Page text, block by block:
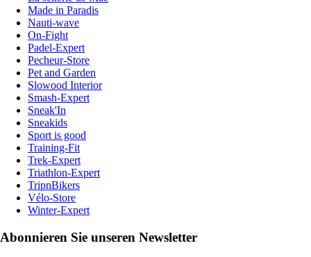
Made in Paradis
Nauti-wave
On-Fight
Padel-Expert
Pecheur-Store
Pet and Garden
Slowood Interior
Smash-Expert
Sneak'In
Sneakids
Sport is good
Training-Fit
Trek-Expert
Triathlon-Expert
TripnBikers
Vélo-Store
Winter-Expert
Abonnieren Sie unseren Newsletter